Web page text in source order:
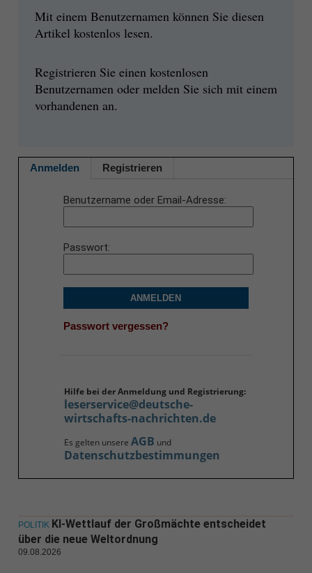
Mit einem Benutzernamen können Sie diesen
Artikel kostenlos lesen.
Registrieren Sie einen kostenlosen
Benutzernamen oder melden Sie sich mit einem
vorhandenen an.
Anmelden Registrieren
Benutzername oder Email-Adresse
Passwort
ANMELDEN
Passwort vergessen?
Hilfe bei der Anmeldung und Registrierung:
leserservice@deutsche-
wirtschafts-nachrichten.de
Es gelten unsere AGB und
Datenschutzbestimmungen
POLITIK KI-Wettlauf der Großmächte entscheidet
über die neue Weltordnung
09.08.2026